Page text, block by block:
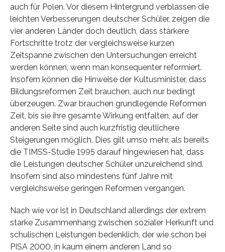
auch für Polen. Vor diesem Hintergrund verblassen die
leichten Verbesserungen deutscher Schüler, zeigen die
vier anderen Länder doch deutlich, dass stärkere
Fortschritte trotz der vergleichsweise kurzen
Zeitspanne zwischen den Untersuchungen erreicht
werden können, wenn man konsequenter reformiert.
Insofern können die Hinweise der Kultusminister, dass
Bildungsreformen Zeit brauchen, auch nur bedingt
überzeugen. Zwar brauchen grundlegende Reformen
Zeit, bis sie ihre gesamte Wirkung entfalten, auf der
anderen Seite sind auch kurzfristig deutlichere
Steigerungen möglich. Dies gilt umso mehr, als bereits
die TIMSS-Studie 1995 darauf hingewiesen hat, dass
die Leistungen deutscher Schüler unzureichend sind.
Insofern sind also mindestens fünf Jahre mit
vergleichsweise geringen Reformen vergangen.
Nach wie vor ist in Deutschland allerdings der extrem
starke Zusammenhang zwischen sozialer Herkunft und
schulischen Leistungen bedenklich, der wie schon bei
PISA 2000, in kaum einem anderen Land so